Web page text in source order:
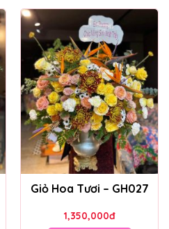
Giỏ Hoa Tươi – GH027
1,350,000đ